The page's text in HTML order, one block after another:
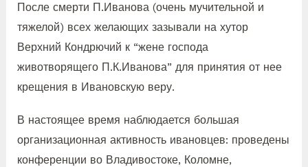
После смерти П.Иванова (очень мучительной и
тяжелой) всех желающих зазывали на хутор
Верхний Кондрючий к “жене господа
животворящего П.К.Иванова” для принятия от нее
крещения в Ивановскую веру.
В настоящее время наблюдается большая
организационная активность ивановцев: проведены
конференции во Владивостоке, Коломне,